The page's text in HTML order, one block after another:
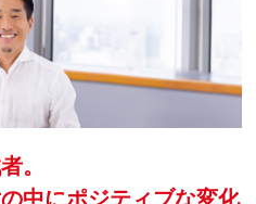
。
中にポジティブな変化